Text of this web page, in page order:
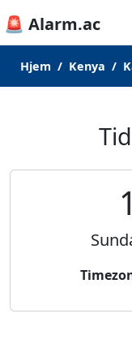
🚨 Alarm.ac
Hjem Kenya